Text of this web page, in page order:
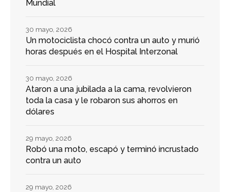
Mundial
Un motociclista chocó contra un auto y murió
horas después en el Hospital Interzonal
30 mayo, 2026
Ataron a una jubilada a la cama, revolvieron
toda la casa y le robaron sus ahorros en
dólares
30 mayo, 2026
Robó una moto, escapó y terminó incrustado
contra un auto
29 mayo, 2026
29 mayo, 2026